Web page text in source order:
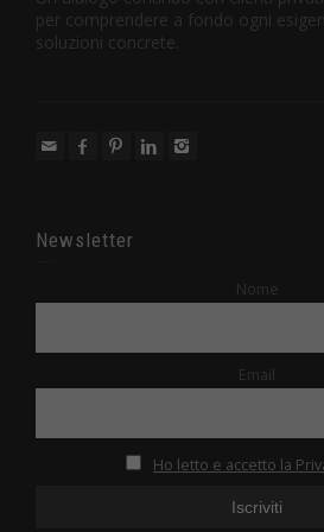
per comprendere a fondo ogni
soluzioni concrete.
Newsletter
Nome
Email
Ho letto e accetto la